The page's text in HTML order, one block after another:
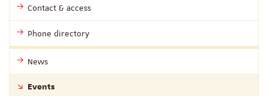
Contact & access
Phone directory
News
Events